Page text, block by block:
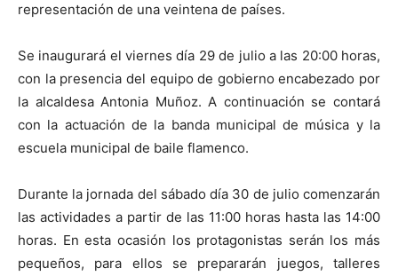
representación de una veintena de países.
Se inaugurará el viernes día 29 de julio a las 20:00 horas,
con la presencia del equipo de gobierno encabezado por
la alcaldesa Antonia Muñoz. A continuación se contará
con la actuación de la banda municipal de música y la
escuela municipal de baile flamenco.
Durante la jornada del sábado día 30 de julio comenzarán
las actividades a partir de las 11:00 horas hasta las 14:00
horas. En esta ocasión los protagonistas serán los más
pequeños, para ellos se prepararán juegos, talleres